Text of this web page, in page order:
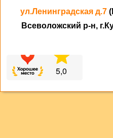
ул.Ленинградская д.7
Всеволожский р-н,